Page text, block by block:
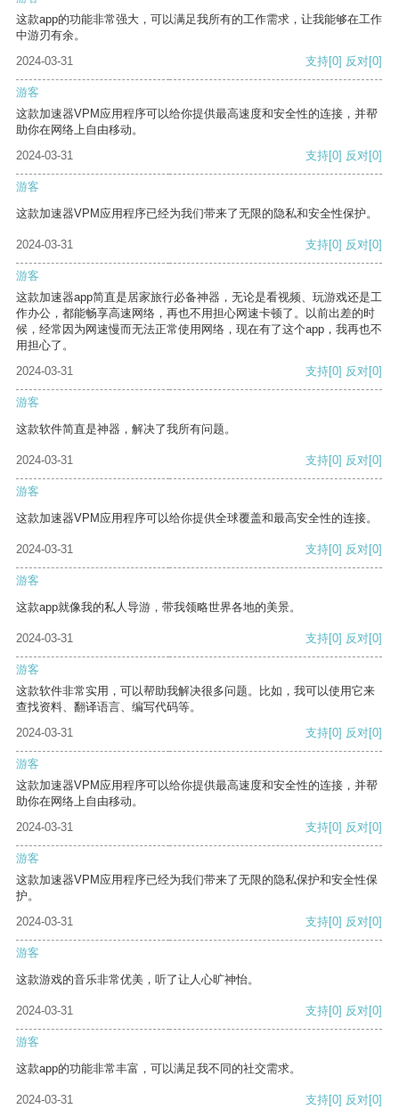
这款app的功能非常强大，可以满足我所有的工作需求，让我能够在工作
中游刃有余。
2024-03-31
支持[0] 反对[0]
游客
这款加速器VPM应用程序可以给你提供最高速度和安全性的连接，并帮
助你在网络上自由移动。
2024-03-31
支持[0] 反对[0]
游客
这款加速器VPM应用程序已经为我们带来了无限的隐私和安全性保护。
2024-03-31 支持[0] 反对[0]
游客
这款加速器app简直是居家旅行必备神器，无论是看视频、玩游戏还是工
作办公，都能畅享高速网络，再也不用担心网速卡顿了。以前出差的时
候，经常因为网速慢而无法正常使用网络，现在有了这个app，我再也不
用担心了。
2024-03-31
支持[0] 反对[0]
游客
这款软件简直是神器，解决了我所有问题。
2024-03-31 支持[0] 反对[0]
游客
这款加速器VPM应用程序可以给你提供全球覆盖和最高安全性的连接。
2024-03-31 支持[0] 反对[0]
游客
这款app就像我的私人导游，带我领略世界各地的美景。
2024-03-31 支持[0] 反对[0]
游客
这款软件非常实用，可以帮助我解决很多问题。比如，我可以使用它来
查找资料、翻译语言、编写代码等。
2024-03-31
支持[0] 反对[0]
游客
这款加速器VPM应用程序可以给你提供最高速度和安全性的连接，并帮
助你在网络上自由移动。
2024-03-31
支持[0] 反对[0]
游客
这款加速器VPM应用程序已经为我们带来了无限的隐私保护和安全性保
护。
2024-03-31
支持[0] 反对[0]
游客
这款游戏的音乐非常优美，听了让人心旷神怡。
2024-03-31 支持[0] 反对[0]
游客
这款app的功能非常丰富，可以满足我不同的社交需求。
2024-03-31 支持[0] 反对[0]